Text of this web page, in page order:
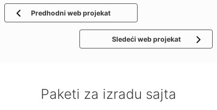
Predhodni web projekat
Sledeći web projekat
Paketi za izradu sajta